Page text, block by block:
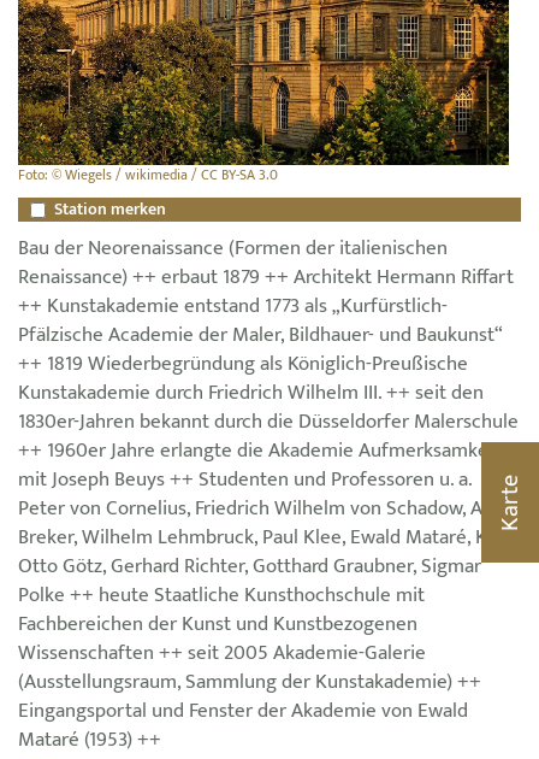
Foto: © Wiegels / wikimedia / CC BY-SA 3.0
Station merken
Bau der Neorenaissance (Formen der italienischen
Renaissance) ++ erbaut 1879 ++ Architekt Hermann Riffart
++ Kunstakademie entstand 1773 als „Kurfürstlich-
Pfälzische Academie der Maler, Bildhauer- und Baukunst“
++ 1819 Wiederbegründung als Königlich-Preußische
Kunstakademie durch Friedrich Wilhelm III. ++ seit den
1830er-Jahren bekannt durch die Düsseldorfer Malerschule
++ 1960er Jahre erlangte die Akademie Aufmerksamkeit
mit Joseph Beuys ++ Studenten und Professoren u. a.
Peter von Cornelius, Friedrich Wilhelm von Schadow, Arno
Breker, Wilhelm Lehmbruck, Paul Klee, Ewald Mataré, Karl
Otto Götz, Gerhard Richter, Gotthard Graubner, Sigmar
Polke ++ heute Staatliche Kunsthochschule mit
Fachbereichen der Kunst und Kunstbezogenen
Wissenschaften ++ seit 2005 Akademie-Galerie
(Ausstellungsraum, Sammlung der Kunstakademie) ++
Eingangsportal und Fenster der Akademie von Ewald
Mataré (1953) ++
Karte